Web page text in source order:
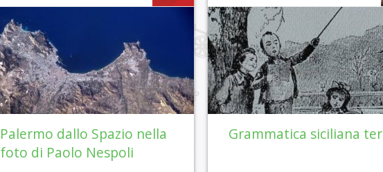
Grammatica siciliana ter
Palermo dallo Spazio nella
foto di Paolo Nespoli